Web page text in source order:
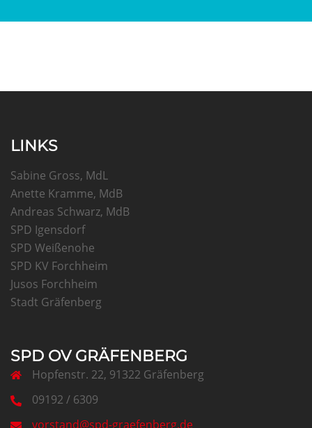
LINKS
Sabine Gross, MdL
Anette Kramme, MdB
Andreas Schwarz, MdB
SPD Igensdorf
SPD Weißenohe
SPD KV Forchheim
Jusos Forchheim
Stadt Gräfenberg
SPD OV GRÄFENBERG
Hopfenstr. 22, 91322 Gräfenberg
09192 / 6309
vorstand@spd-graefenberg.de